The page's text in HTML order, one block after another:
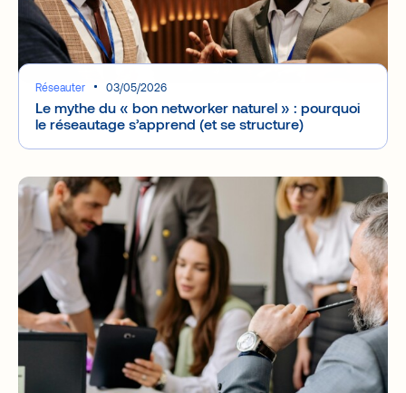
Réseauter 03/05/2026
Le mythe du « bon networker naturel » : pourquoi
le réseautage s’apprend (et se structure)